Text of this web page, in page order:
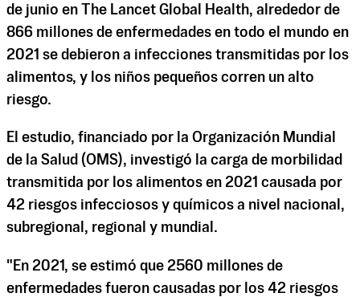
de junio en The Lancet Global Health, alrededor de
866 millones de enfermedades en todo el mundo en
2021 se debieron a infecciones transmitidas por los
alimentos, y los niños pequeños corren un alto
riesgo.
El estudio, financiado por la Organización Mundial
de la Salud (OMS), investigó la carga de morbilidad
transmitida por los alimentos en 2021 causada por
42 riesgos infecciosos y químicos a nivel nacional,
subregional, regional y mundial.
"En 2021, se estimó que 2560 millones de
enfermedades fueron causadas por los 42 riesgos